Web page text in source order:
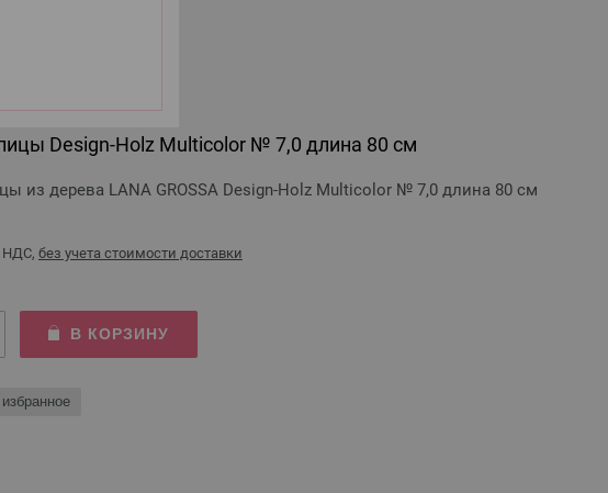
Design-Holz Multicolor № 7,0 длина 80 см
из дерева LANA GROSSA Design-Holz Multicolor № 7,0 длина 80 см
НДС, без учета стоимости доставки
В КОРЗИНУ